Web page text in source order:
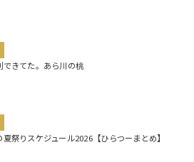
できてた。あら川の桃
祭りスケジュール2026【ひらつーまとめ】